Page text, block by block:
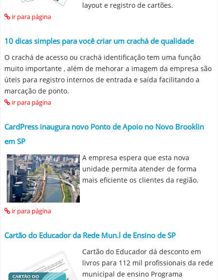
layout e registro de cartões.
ir para página
10 dicas simples para você criar um crachá de qualidade
O crachá de acesso ou crachá identificação tem uma função
muito importante , além de mehorar a imagem da empresa são
úteis para registro internos de entrada e saída facilitando a
marcação de ponto.
ir para página
CardPress inaugura novo Ponto de Apoio no Novo Brooklin
em SP
A empresa espera que esta nova
unidade permita atender de forma
mais eficiente os clientes da região.
ir para página
Cartão do Educador da Rede Mun.l de Ensino de SP
Cartão do Educador dá desconto em
livros para 112 mil profissionais da rede
municipal de ensino Programa